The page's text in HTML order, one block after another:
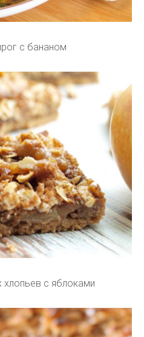
с бананом
хлопьев с яблоками